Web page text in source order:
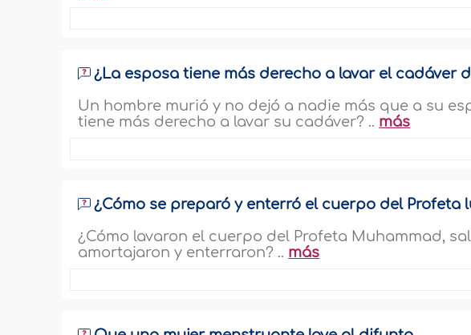
¿La esposa tiene más derecho a lavar el cadáver
Un hombre murió y no dejó a nadie más que a su
tiene más derecho a lavar su cadáver? .. más
¿Cómo se preparó y enterró el cuerpo del Profeta
¿Cómo lavaron el cuerpo del Profeta Muhammad,
amortajaron y enterraron? .. más